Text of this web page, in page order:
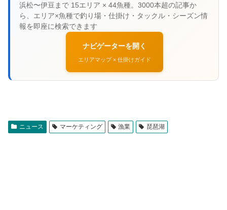
ナビゲーターを開く
エリアマップ × 仕掛けガイド
ニュース マーケティング 漁業 琵琶湖